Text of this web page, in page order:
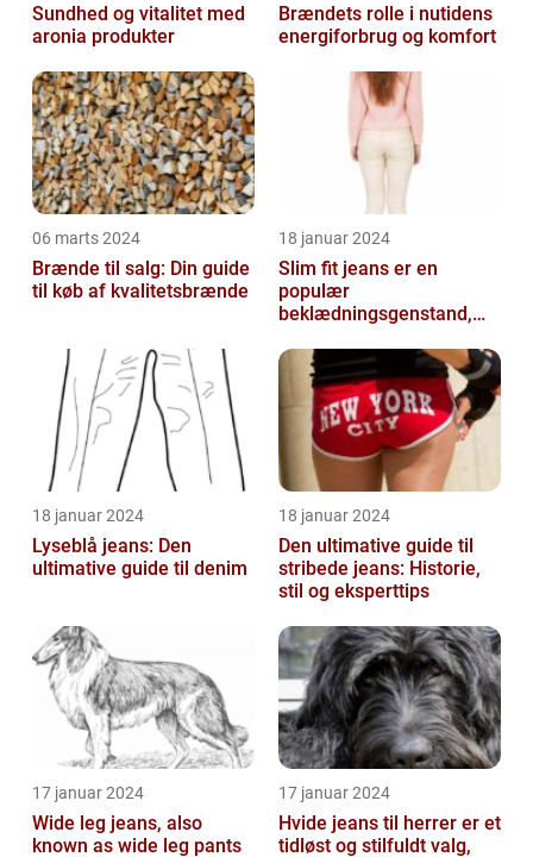
Sundhed og vitalitet med
aronia produkter
Brændets rolle i nutidens
energiforbrug og komfort
06 marts 2024
Brænde til salg: Din guide
til køb af kvalitetsbrænde
18 januar 2024
Slim fit jeans er en
populær
beklædningsgenstand,
piger verden over
18 januar 2024
Lyseblå jeans: Den
ultimative guide til denim
18 januar 2024
Den ultimative guide til
stribede jeans: Historie,
stil og eksperttips
17 januar 2024
Wide leg jeans, also
known as wide leg pants
17 januar 2024
Hvide jeans til herrer er et
tidløst og stilfuldt valg,